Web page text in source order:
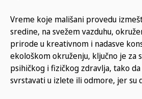
Vreme koje mališani provedu
sredine, na svežem vazduhu,
prirode u kreativnom i nadasve
ekološkom okruženju, ključno je za
psihičkog i fizičkog zdravlja, tako
svrstavati u izlete ili odmore, jer su